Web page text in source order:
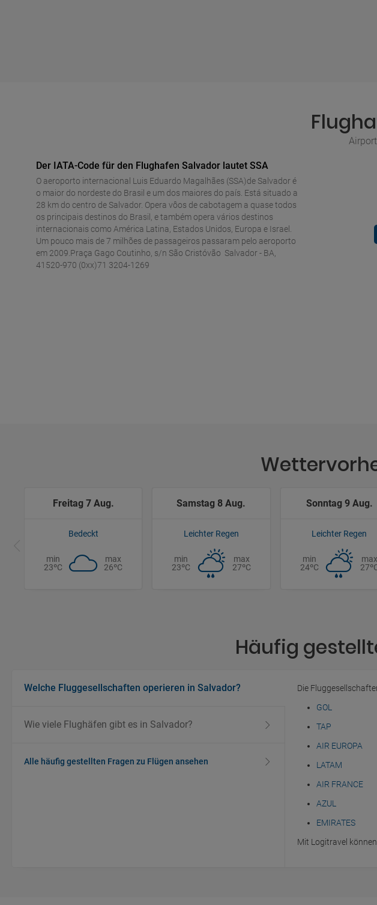
Der IATA-Code für den Flughafen Salvador lautet SSA
O aeroporto internacional Luis Eduardo Magalhães (SSA)de Salvador é
o maior do nordeste do Brasil e um dos maiores do país. Está situado a
28 km do centro de Salvador. Opera vôos de cabotagem a quase todos
os principais destinos do Brasil, e também opera vários destinos
internacionais como América Latina, Estados Unidos, Europa e Israel.
Um pouco mais de 7 milhões de passageiros passaram pelo aeroporto
em 2009.Praça Gago Coutinho, s/n São Cristóvão Salvador - BA,
41520-970 (0xx)71 3204-1269
Freitag 7 Aug.
Bedeckt
min
23ºC
max
26ºC
Samstag 8 Aug.
Leichter Regen
min
23ºC
max
27ºC
Sonntag 9 Aug.
Leichter Regen
min
24ºC
max
Häufig
Welche Fluggesellschaften operieren in Salvador?
Wie viele Flughäfen gibt es in Salvador?
Alle häufig gestellten Fragen zu Flügen ansehen
Die
GOL
TAP
AIR EUROPA
LATAM
AIR FRANCE
AZUL
EMIRATES
Mit Logitravel